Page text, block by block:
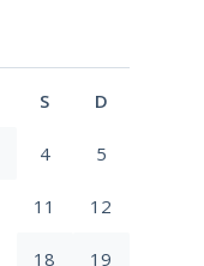
S D
4 5
11 12
18 19